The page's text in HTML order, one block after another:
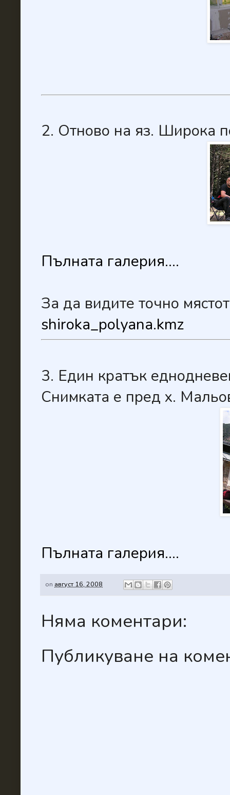
2. Отново на яз. Широка
Пълната галерия....
За да видите точно
shiroka_polyana.kmz
3. Един кратък
Снимката е пред х.
Пълната галерия....
on август 16, 2008
Няма коментари:
Публикуване на